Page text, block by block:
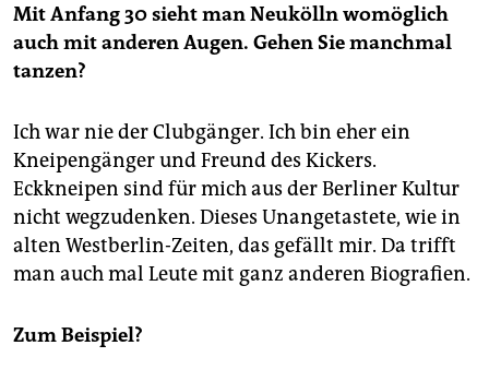
Mit Anfang 30 sieht man Neukölln womöglich
auch mit anderen Augen. Gehen Sie manchmal
tanzen?
Ich war nie der Clubgänger. Ich bin eher ein
Kneipengänger und Freund des Kickers.
Eckkneipen sind für mich aus der Berliner Kultur
nicht wegzudenken. Dieses Unangetastete, wie in
alten Westberlin-Zeiten, das gefällt mir. Da trifft
man auch mal Leute mit ganz anderen Biografien.
Zum Beispiel?